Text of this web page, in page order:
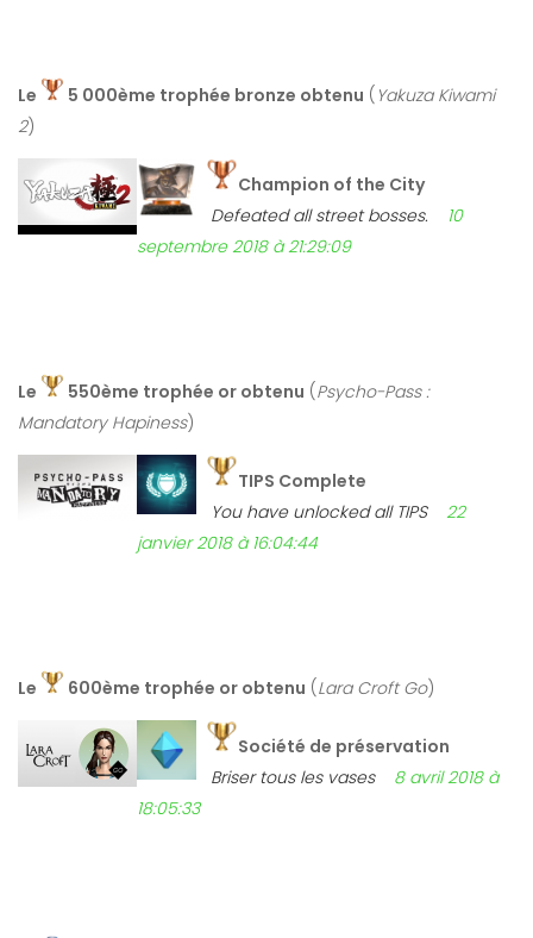
Le 5 000ème trophée bronze obtenu ( Yakuza Kiwami
2)
Champion of the City
Defeated all street bosses.
10
septembre 2018 à 21:29:09
Le 550ème trophée or obtenu (Psycho-Pass :
Mandatory Hapiness)
TIPS Complete
You have unlocked all TIPS
22
janvier 2018 à 16:04:44
Le 600ème trophée or obtenu (Lara Croft Go)
Société de préservation
Briser tous les vases
8 avril 2018 à
18:05:33